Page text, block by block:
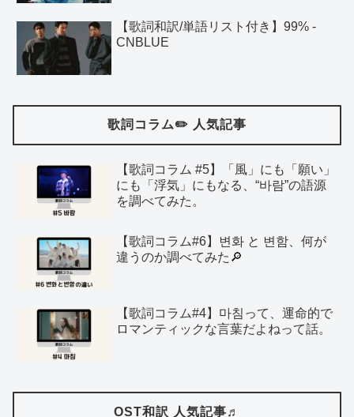
【歌詞和訳/単語リスト付き】99% -
CNBLUE
歌詞コラム✏️ 人気記事
【歌詞コラム #5】「風」にも「願い」
にも「浮気」にもなる、“바람”の語源
を調べてみた。
【歌詞コラム#6】변화 と 변함、何が
違うのか調べてみた🔎
【歌詞コラム#4】마침って、運命的で
ロマンティックな言葉だよねって話。
OST和訳 人気記事♬